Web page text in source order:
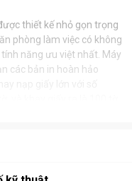
thiết kế nhỏ gọn trọng
phòng làm việc có không
năng ưu việt nhất. Máy
các bản in hoàn hảo
cao mà không mất thời